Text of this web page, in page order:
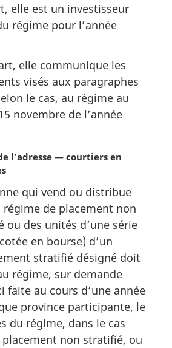
elle est un investisseur
régime pour l’année
elle communique les
visés aux paragraphes
le cas, au régime au
novembre de l’année
l’adresse — courtiers en
qui vend ou distribue
régime de placement non
ou des unités d’une série
en bourse) d’un
stratifié désigné doit
régime, sur demande
faite au cours d’une année
province participante, le
du régime, dans le cas
placement non stratifié, ou